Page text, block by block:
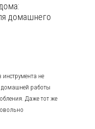
домашнего
не
работы
Даже тот же